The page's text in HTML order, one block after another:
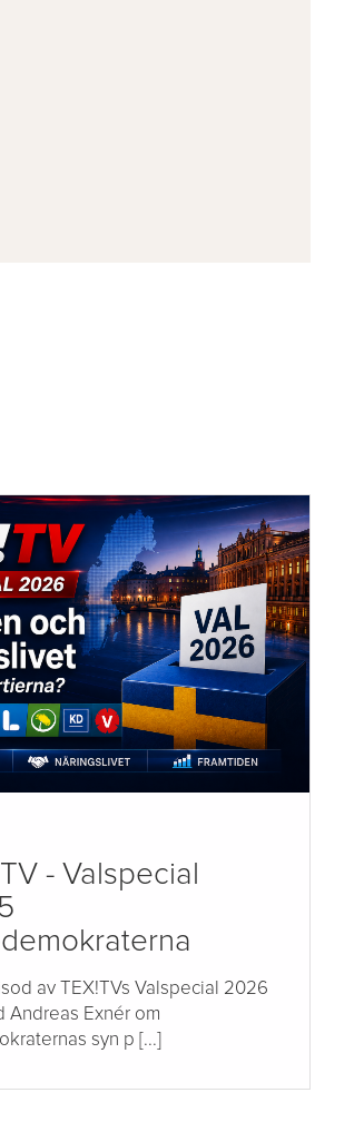
- Valspecial
av TEX!TVs Valspecial 2026
Andreas Exnér om
syn p [...]